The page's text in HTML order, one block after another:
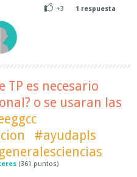
+3
1 respuesta
TP es necesario
o se usaran las
#ayudapls
(361 puntos)